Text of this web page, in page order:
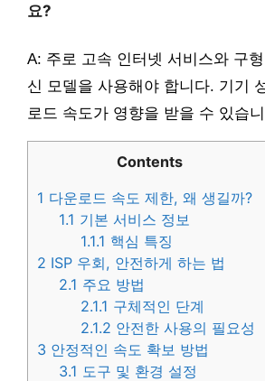
요?
A: 주로 고속 인터넷 서비스와 구
신 모델을 사용해야 합니다. 기기
로드 속도가 영향을 받을 수 있습
Contents
1 다운로드 속도 제한, 왜 생길까?
1.1 기본 서비스 정보
1.1.1 핵심 특징
2 ISP 우회, 안전하게 하는 법
2.1 주요 방법
2.1.1 구체적인 단계
2.1.2 안전한 사용의 필요성
3 안정적인 속도 확보 방법
3.1 도구 및 환경 설정